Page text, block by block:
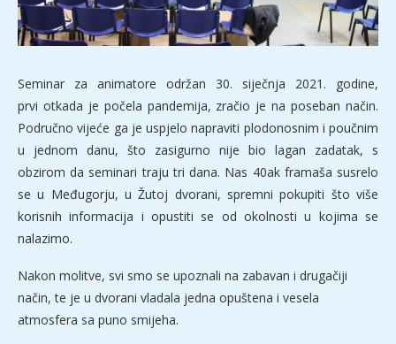
Seminar za animatore održan 30. siječnja 2021. godine,
prvi otkada je počela pandemija, zračio je na poseban način.
Područno vijeće ga je uspjelo napraviti plodonosnim i poučnim
u jednom danu, što zasigurno nije bio lagan zadatak, s
obzirom da seminari traju tri dana. Nas 40ak framaša susrelo
se u Međugorju, u Žutoj dvorani, spremni pokupiti što više
korisnih informacija i opustiti se od okolnosti u kojima se
nalazimo.
Nakon molitve, svi smo se upoznali na zabavan i drugačiji
način, te je u dvorani vladala jedna opuštena i vesela
atmosfera sa puno smijeha.